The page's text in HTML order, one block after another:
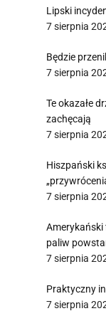
Lipski
7 sierpnia
Będzie
7 sierpnia
Te okazałe
zachęcają
7 sierpnia
Hiszpański
7 sierpnia
Amerykański
paliw
7 sierpnia
Praktyczny
7 sierpnia